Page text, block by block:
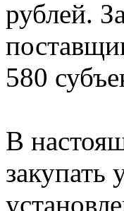
рублей.
580
В